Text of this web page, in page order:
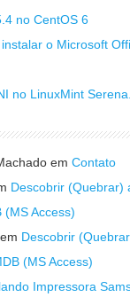
no CentOS 6
o Microsoft
no LinuxMint Serena.
em Contato
Descobrir (Quebrar)
(MS Access)
em Descobrir
(MS Access)
Impressora